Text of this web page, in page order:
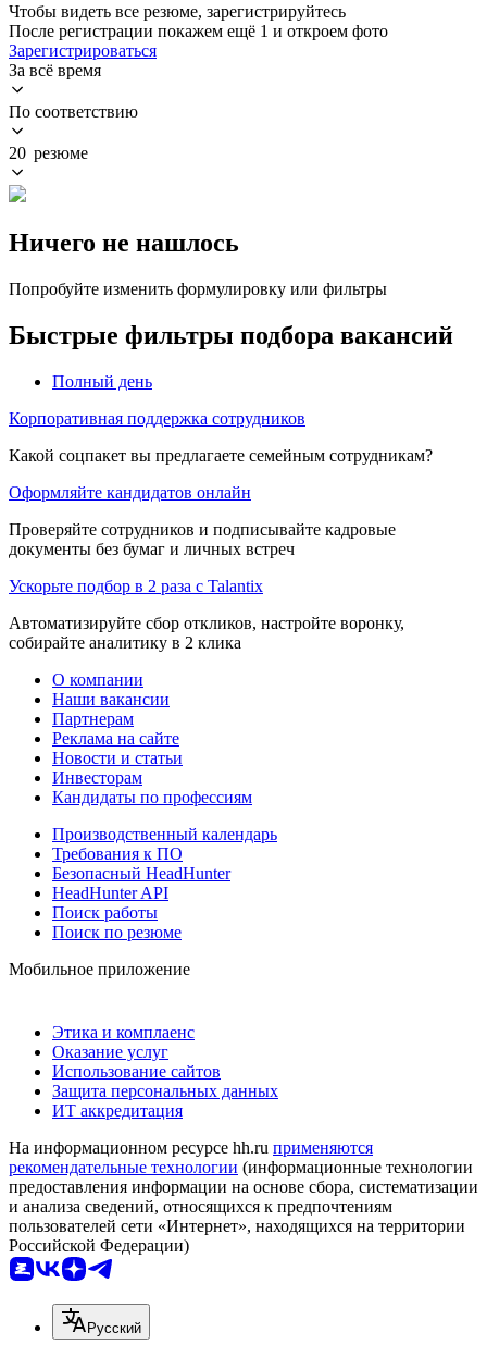
Чтобы видеть все резюме, зарегистрируйтесь
После регистрации покажем ещё 1 и откроем фото
Зарегистрироваться
За всё время
По соответствию
20 резюме
Ничего не нашлось
Попробуйте изменить формулировку или фильтры
Быстрые фильтры подбора вакансий
Полный день
Корпоративная поддержка сотрудников
Какой соцпакет вы предлагаете семейным сотрудникам?
Оформляйте кандидатов онлайн
Проверяйте сотрудников и подписывайте кадровые
документы без бумаг и личных встреч
Ускорьте подбор в 2 раза с Talantix
Автоматизируйте сбор откликов, настройте воронку,
собирайте аналитику в 2 клика
О компании
Наши вакансии
Партнерам
Реклама на сайте
Новости и статьи
Инвесторам
Кандидаты по профессиям
Производственный календарь
Требования к ПО
Безопасный HeadHunter
HeadHunter API
Поиск работы
Поиск по резюме
Мобильное приложение
Этика и комплаенс
Оказание услуг
Использование сайтов
Защита персональных данных
ИТ аккредитация
На информационном ресурсе hh.ru применяются
рекомендательные технологии (информационные технологии
предоставления информации на основе сбора, систематизации
и анализа сведений, относящихся к предпочтениям
пользователей сети «Интернет», находящихся на территории
Российской Федерации)
Русский